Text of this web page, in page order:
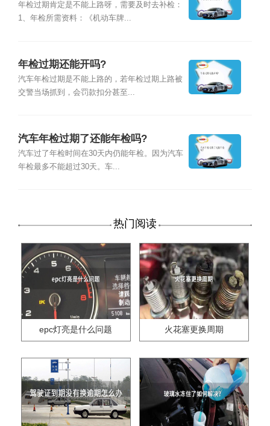
年检过期肯定是不能上路呀，需要及时去补检：
1、年检所需资料：《机动车牌...
年检过期还能开吗?
汽车年检过期是不能上路的，若年检过期上路被
交警当场抓到，会罚款扣分甚至...
汽车年检过期了还能年检吗?
汽车过了年检时间在30天内仍能年检。因为汽车
年检最多不能超过30天。车...
热门阅读
epc灯亮是什么问题 火花塞更换周期